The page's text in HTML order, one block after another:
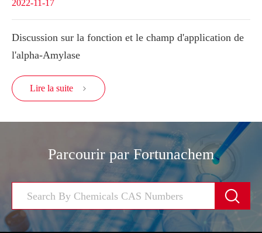
2022-11-17
Discussion sur la fonction et le champ d'application de
l'alpha-Amylase
Lire la suite 
Parcourir par Fortunachem
